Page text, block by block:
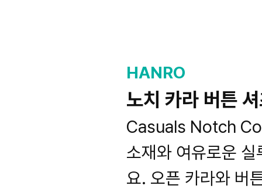
HANRO
노치 카라 버튼
Casuals Notch
소재와 여유로운
요. 오픈 카라와 버